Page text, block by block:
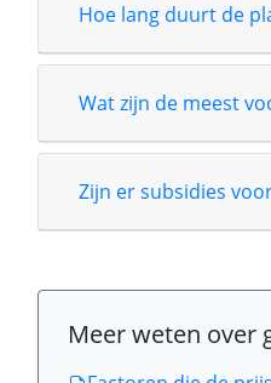
Hoe lang duurt de
Wat zijn de meest
Zijn er subsidies
Meer weten over